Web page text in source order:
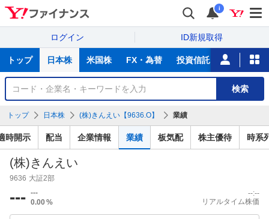
i
ログイン ID新規取得
サ
トップ 日本株 米国株 FX・為替 投資信託 ニュース
銘
検
索
検索
トップ 日本株 (株)きんえい【9636.O】 業績
時開示 配当 企業情報 業績 板気配 株主優待 時系
(株)きんえい
9636 大証2部
--- ---
0.00%
--:--
リアルタイム株価